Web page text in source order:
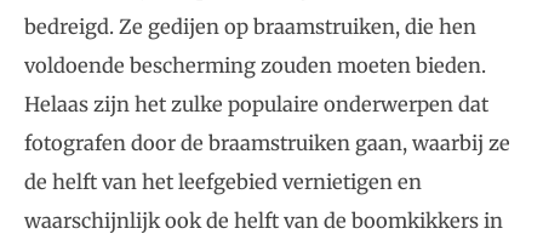
bedreigd. Ze gedijen op braamstruiken, die hen
voldoende bescherming zouden moeten bieden.
Helaas zijn het zulke populaire onderwerpen dat
fotografen door de braamstruiken gaan, waarbij ze
de helft van het leefgebied vernietigen en
waarschijnlijk ook de helft van de boomkikkers in